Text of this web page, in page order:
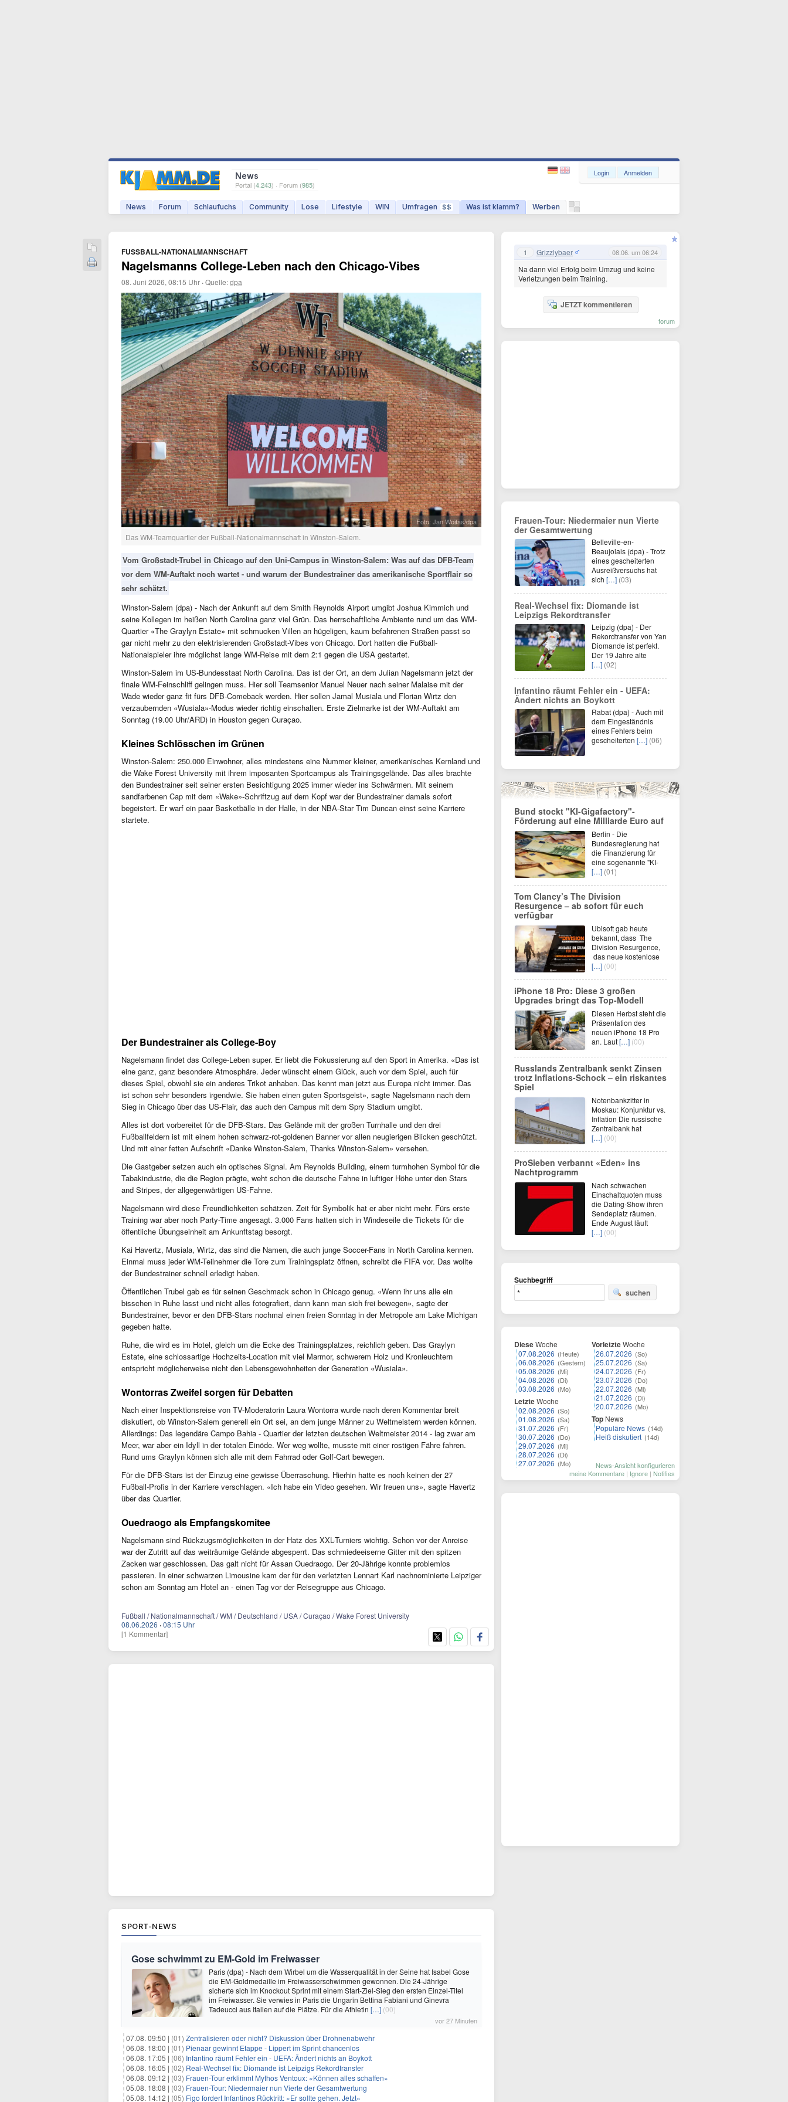
News
Portal (4.243) · Forum (985)
News Forum Schlaufuchs Community Lose Lifestyle WIN Umfragen $$ Was ist klamm? Werben
Login Anmelden
FUSSBALL-NATIONALMANNSCHAFT
Nagelsmanns College-Leben nach den Chicago-Vibes
08. Juni 2026, 08:15 Uhr ·Quelle:dpa
Foto: Jan Woitas/dpa
Das WM-Teamquartier der Fußball-Nationalmannschaft in Winston-Salem.
Vom Großstadt-Trubel in Chicago auf den Uni-Campus in Winston-Salem: Was auf das DFB-Team
vor dem WM-Auftakt noch wartet - und warum der Bundestrainer das amerikanische Sportflair so
sehr schätzt.
Winston-Salem (dpa) - Nach der Ankunft auf dem Smith Reynolds Airport umgibt Joshua Kimmich und
seine Kollegen im heißen North Carolina ganz viel Grün. Das herrschaftliche Ambiente rund um das WM-
Quartier «The Graylyn Estate» mit schmucken Villen an hügeligen, kaum befahrenen Straßen passt so
gar nicht mehr zu den elektrisierenden Großstadt-Vibes von Chicago. Dort hatten die Fußball-
Nationalspieler ihre möglichst lange WM-Reise mit dem 2:1 gegen die USA gestartet.
Winston-Salem im US-Bundesstaat North Carolina. Das ist der Ort, an dem Julian Nagelsmann jetzt der
finale WM-Feinschliff gelingen muss. Hier soll Teamsenior Manuel Neuer nach seiner Malaise mit der
Wade wieder ganz fit fürs DFB-Comeback werden. Hier sollen Jamal Musiala und Florian Wirtz den
verzaubernden «Wusiala»-Modus wieder richtig einschalten. Erste Zielmarke ist der WM-Auftakt am
Sonntag (19.00 Uhr/ARD) in Houston gegen Curaçao.
Kleines Schlösschen im Grünen
Winston-Salem: 250.000 Einwohner, alles mindestens eine Nummer kleiner, amerikanisches Kernland und
die Wake Forest University mit ihrem imposanten Sportcampus als Trainingsgelände. Das alles brachte
den Bundestrainer seit seiner ersten Besichtigung 2025 immer wieder ins Schwärmen. Mit seinem
sandfarbenen Cap mit dem «Wake»-Schriftzug auf dem Kopf war der Bundestrainer damals sofort
begeistert. Er warf ein paar Basketbälle in der Halle, in der NBA-Star Tim Duncan einst seine Karriere
startete.
Der Bundestrainer als College-Boy
Nagelsmann findet das College-Leben super. Er liebt die Fokussierung auf den Sport in Amerika. «Das ist
eine ganz, ganz besondere Atmosphäre. Jeder wünscht einem Glück, auch vor dem Spiel, auch für
dieses Spiel, obwohl sie ein anderes Trikot anhaben. Das kennt man jetzt aus Europa nicht immer. Das
ist schon sehr besonders irgendwie. Sie haben einen guten Sportsgeist», sagte Nagelsmann nach dem
Sieg in Chicago über das US-Flair, das auch den Campus mit dem Spry Stadium umgibt.
Alles ist dort vorbereitet für die DFB-Stars. Das Gelände mit der großen Turnhalle und den drei
Fußballfeldern ist mit einem hohen schwarz-rot-goldenen Banner vor allen neugierigen Blicken geschützt.
Und mit einer fetten Aufschrift «Danke Winston-Salem, Thanks Winston-Salem» versehen.
Die Gastgeber setzen auch ein optisches Signal. Am Reynolds Building, einem turmhohen Symbol für die
Tabakindustrie, die die Region prägte, weht schon die deutsche Fahne in luftiger Höhe unter den Stars
and Stripes, der allgegenwärtigen US-Fahne.
Nagelsmann wird diese Freundlichkeiten schätzen. Zeit für Symbolik hat er aber nicht mehr. Fürs erste
Training war aber noch Party-Time angesagt. 3.000 Fans hatten sich in Windeseile die Tickets für die
öffentliche Übungseinheit am Ankunftstag besorgt.
Kai Havertz, Musiala, Wirtz, das sind die Namen, die auch junge Soccer-Fans in North Carolina kennen.
Einmal muss jeder WM-Teilnehmer die Tore zum Trainingsplatz öffnen, schreibt die FIFA vor. Das wollte
der Bundestrainer schnell erledigt haben.
Öffentlichen Trubel gab es für seinen Geschmack schon in Chicago genug. «Wenn ihr uns alle ein
bisschen in Ruhe lasst und nicht alles fotografiert, dann kann man sich frei bewegen», sagte der
Bundestrainer, bevor er den DFB-Stars nochmal einen freien Sonntag in der Metropole am Lake Michigan
gegeben hatte.
Ruhe, die wird es im Hotel, gleich um die Ecke des Trainingsplatzes, reichlich geben. Das Graylyn
Estate, eine schlossartige Hochzeits-Location mit viel Marmor, schwerem Holz und Kronleuchtern
entspricht möglicherweise nicht den Lebensgewohnheiten der Generation «Wusiala».
Wontorras Zweifel sorgen für Debatten
Nach einer Inspektionsreise von TV-Moderatorin Laura Wontorra wurde nach deren Kommentar breit
diskutiert, ob Winston-Salem generell ein Ort sei, an dem junge Männer zu Weltmeistern werden können.
Allerdings: Das legendäre Campo Bahia - Quartier der letzten deutschen Weltmeister 2014 - lag zwar am
Meer, war aber ein Idyll in der totalen Einöde. Wer weg wollte, musste mit einer rostigen Fähre fahren.
Rund ums Graylyn können sich alle mit dem Fahrrad oder Golf-Cart bewegen.
Für die DFB-Stars ist der Einzug eine gewisse Überraschung. Hierhin hatte es noch keinen der 27
Fußball-Profis in der Karriere verschlagen. «Ich habe ein Video gesehen. Wir freuen uns», sagte Havertz
über das Quartier.
Ouedraogo als Empfangskomitee
Nagelsmann sind Rückzugsmöglichkeiten in der Hatz des XXL-Turniers wichtig. Schon vor der Anreise
war der Zutritt auf das weiträumige Gelände abgesperrt. Das schmiedeeiserne Gitter mit den spitzen
Zacken war geschlossen. Das galt nicht für Assan Ouedraogo. Der 20-Jährige konnte problemlos
passieren. In einer schwarzen Limousine kam der für den verletzten Lennart Karl nachnominierte Leipziger
schon am Sonntag am Hotel an - einen Tag vor der Reisegruppe aus Chicago.
Fußball / Nationalmannschaft / WM / Deutschland / USA / Curaçao / Wake Forest University
08.06.2026 ·08:15 Uhr
[1 Kommentar]
SPORT-NEWS
Gose schwimmt zu EM-Gold im Freiwasser
Paris (dpa) - Nach dem Wirbel um die Wasserqualität in der Seine hat Isabel Gose
die EM-Goldmedaille im Freiwasserschwimmen gewonnen. Die 24-Jährige
sicherte sich im Knockout Sprint mit einem Start-Ziel-Sieg den ersten Einzel-Titel
im Freiwasser. Sie verwies in Paris die Ungarin Bettina Fabiani und Ginevra
Tadeucci aus Italien auf die Plätze. Für die Athletin […] (00)
vor 27 Minuten
07.08. 09:50 | (01) Zentralisieren oder nicht? Diskussion über Drohnenabwehr
06.08. 18:00 | (01) Pienaar gewinnt Etappe - Lippert im Sprint chancenlos
06.08. 17:05 | (06) Infantino räumt Fehler ein - UEFA: Ändert nichts an Boykott
06.08. 16:05 | (02) Real-Wechsel fix: Diomande ist Leipzigs Rekordtransfer
06.08. 09:12 | (03) Frauen-Tour erklimmt Mythos Ventoux: «Können alles schaffen»
05.08. 18:08 | (03) Frauen-Tour: Niedermaier nun Vierte der Gesamtwertung
05.08. 14:12 | (05) Figo fordert Infantinos Rücktritt: «Er sollte gehen. Jetzt»
1 Grizzlybaer 08.06. um 06:24
Na dann viel Erfolg beim Umzug und keine
Verletzungen beim Training.
JETZT kommentieren
forum
Frauen-Tour: Niedermaier nun Vierte
der Gesamtwertung
Belleville-en-
Beaujolais (dpa) - Trotz
eines gescheiterten
Ausreißversuchs hat
sich […] (03)
Real-Wechsel fix: Diomande ist
Leipzigs Rekordtransfer
Leipzig (dpa) - Der
Rekordtransfer von Yan
Diomande ist perfekt.
Der 19 Jahre alte
[…] (02)
Infantino räumt Fehler ein - UEFA:
Ändert nichts an Boykott
Rabat (dpa) - Auch mit
dem Eingeständnis
eines Fehlers beim
gescheiterten […] (06)
Bund stockt "KI-Gigafactory"-
Förderung auf eine Milliarde Euro auf
Berlin - Die
Bundesregierung hat
die Finanzierung für
eine sogenannte "KI-
[…] (01)
Tom Clancy’s The Division
Resurgence – ab sofort für euch
verfügbar
Ubisoft gab heute
bekannt, dass The
Division Resurgence,
das neue kostenlose
[…] (00)
iPhone 18 Pro: Diese 3 großen
Upgrades bringt das Top-Modell
Diesen Herbst steht die
Präsentation des
neuen iPhone 18 Pro
an. Laut[…] (00)
Russlands Zentralbank senkt Zinsen
trotz Inflations-Schock – ein riskantes
Spiel
Notenbankzitter in
Moskau: Konjunktur vs.
Inflation Die russische
Zentralbank hat
[…] (00)
ProSieben verbannt «Eden» ins
Nachtprogramm
Nach schwachen
Einschaltquoten muss
die Dating-Show ihren
Sendeplatz räumen.
Ende August läuft
[…] (00)
Suchbegriff
suchen
DieseWoche
07.08.2026 (Heute)
06.08.2026 (Gestern)
05.08.2026 (Mi)
04.08.2026 (Di)
03.08.2026 (Mo)
LetzteWoche
02.08.2026 (So)
01.08.2026 (Sa)
31.07.2026 (Fr)
30.07.2026 (Do)
29.07.2026 (Mi)
28.07.2026 (Di)
27.07.2026 (Mo)
VorletzteWoche
26.07.2026 (So)
25.07.2026 (Sa)
24.07.2026 (Fr)
23.07.2026 (Do)
22.07.2026 (Mi)
21.07.2026 (Di)
20.07.2026 (Mo)
Top News
Populäre News (14d)
Heiß diskutiert (14d)
News-Ansicht konfigurieren
meine Kommentare | Ignore | Notifies